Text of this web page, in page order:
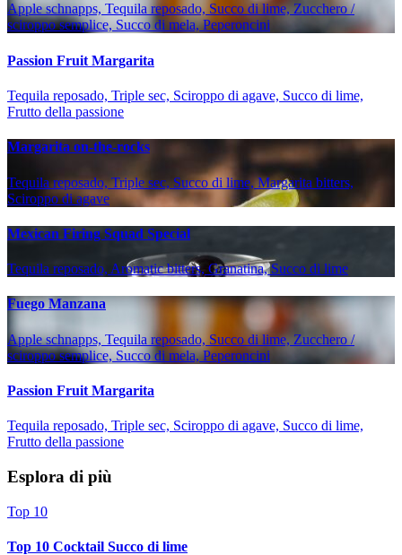
Apple schnapps, Tequila reposado, Succo di lime, Zucchero /
sciroppo semplice, Succo di mela, Peperoncini
Passion Fruit Margarita
Tequila reposado, Triple sec, Sciroppo di agave, Succo di lime,
Frutto della passione
Margarita on-the-rocks
Tequila reposado, Triple sec, Succo di lime, Margarita bitters,
Sciroppo di agave
Mexican Firing Squad Special
Tequila reposado, Aromatic bitters, Granatina, Succo di lime
Fuego Manzana
Apple schnapps, Tequila reposado, Succo di lime, Zucchero /
sciroppo semplice, Succo di mela, Peperoncini
Passion Fruit Margarita
Tequila reposado, Triple sec, Sciroppo di agave, Succo di lime,
Frutto della passione
Esplora di più
Top 10
Top 10 Cocktail Succo di lime